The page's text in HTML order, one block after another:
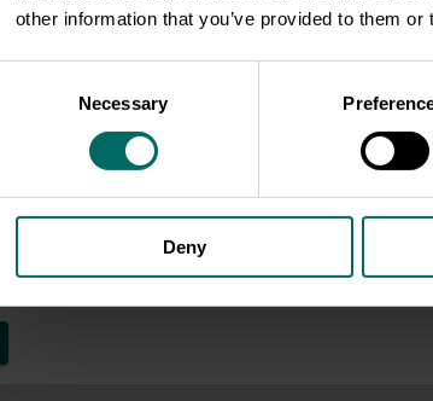
other information that you’ve provided to them
Necessary
Deny
ich nogi łamią się pod ich
Ciało kurczaka staje się dla
okrutną klatką, z której nie
ucieczki. Żyją w potwornym
Wesprzyj kampanię